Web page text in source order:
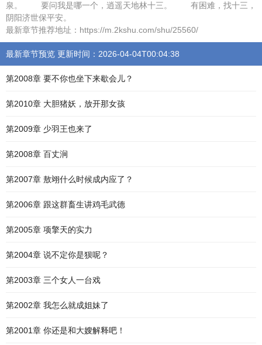
泉。 要问我是哪一个，逍遥天地林十三。 有困难，找十三，
阴阳济世保平安。
最新章节推荐地址：https://m.2kshu.com/shu/25560/
最新章节预览 更新时间：2026-04-04T00:04:38
第2008章 要不你也坐下来歇会儿？
第2010章 大胆猪妖，放开那女孩
第2009章 少羽王也来了
第2008章 百丈涧
第2007章 敖翊什么时候成内应了？
第2006章 跟这群畜生讲鸡毛武德
第2005章 项擎天的实力
第2004章 说不定你是狈呢？
第2003章 三个女人一台戏
第2002章 我怎么就成姐妹了
第2001章 你还是和大嫂解释吧！